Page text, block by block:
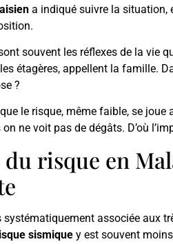
a indiqué suivre la situation,
souvent les réflexes de la
étagères, appellent la famille.
?
le risque, même faible, se
ne voit pas de dégâts. D’où
risque en
systématiquement associée aux
sismique y est souvent